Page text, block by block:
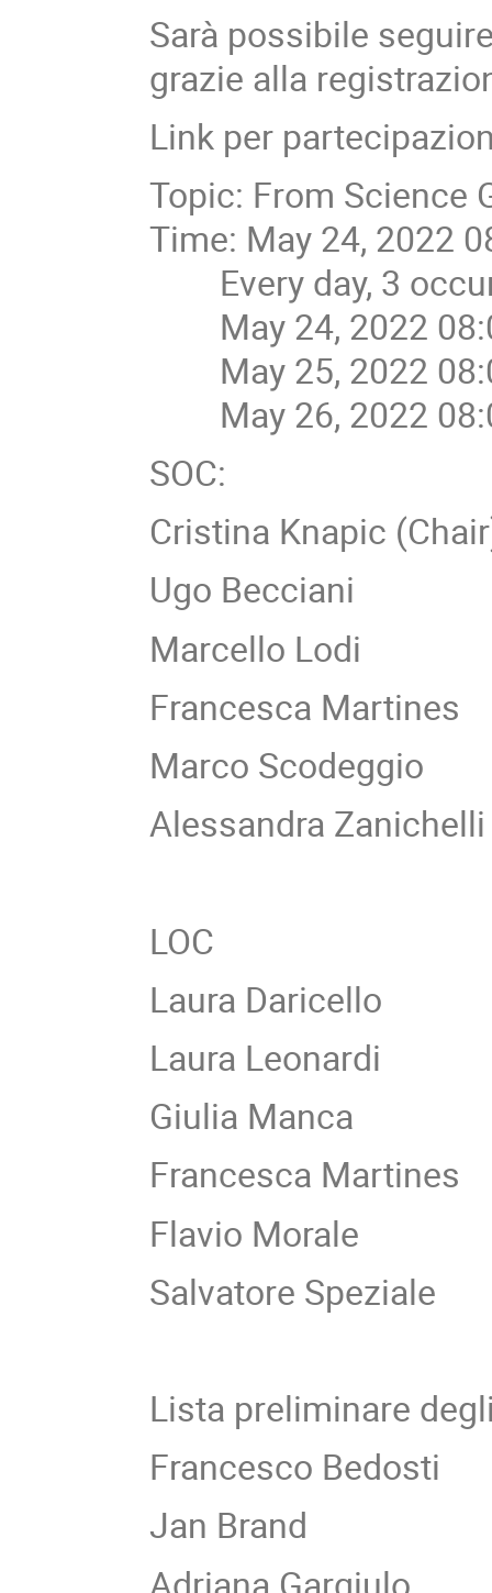
Sarà possibile
grazie alla
Link per
Topic: From Science
Time: May 24, 2022
Every day, 3
May 24, 2022
May 25, 2022
May 26, 2022
SOC:
Cristina Knapic
Ugo Becciani
Marcello Lodi
Francesca Martines
Marco Scodeggio
Alessandra Zanichelli
LOC
Laura Daricello
Laura Leonardi
Giulia Manca
Francesca Martines
Flavio Morale
Salvatore Speziale
Lista preliminare
Francesco Bedosti
Jan Brand
Adriana Gargiulo